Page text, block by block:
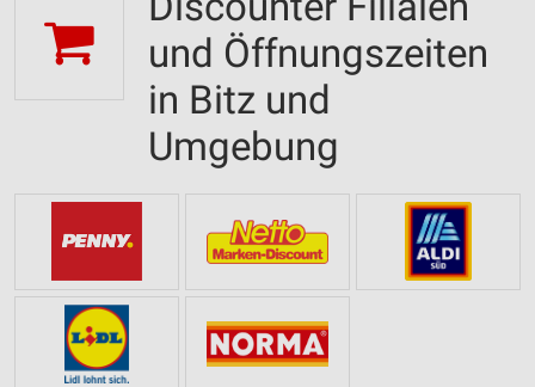
und Öffnungszeiten
in Bitz und
Umgebung